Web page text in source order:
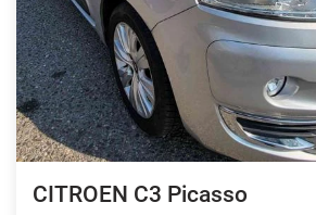
CITROEN C3 Picasso